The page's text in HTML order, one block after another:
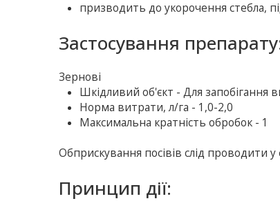
призводить до укорочення стебла,
Застосування
Зернові
Шкiдливий об'єкт - Для запобігання
Норма витрати, л/га - 1,0-2,0
Максимальна кратність обробок - 1
Обприскування посівів слід проводити
Принцип дії: